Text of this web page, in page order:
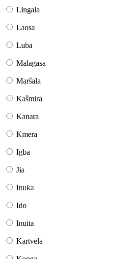
Lingala
Laosa
Luba
Malagasa
Marŝala
Kaŝmira
Kanara
Kmera
Igba
Jia
Inuka
Ido
Inuita
Kartvela